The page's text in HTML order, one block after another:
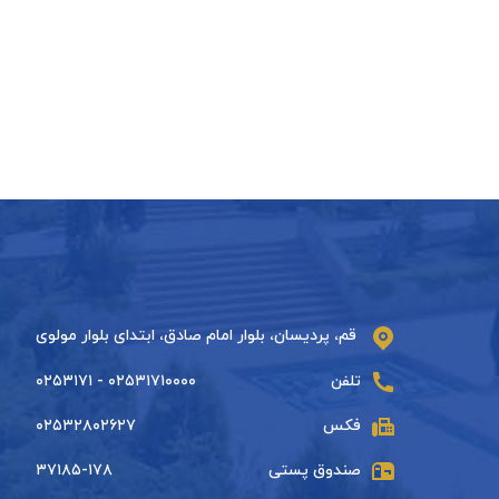
قم، پردیسان، بلوار امام صادق، ابتدای بلوار مولوی
تلفن ۰۲۵۳۱۷۱۰۰۰۰ - ۰۲۵۳۱۷۱
فکس ۰۲۵۳۲۸۰۲۶۲۷
صندوق پستی ۳۷۱۸۵-۱۷۸